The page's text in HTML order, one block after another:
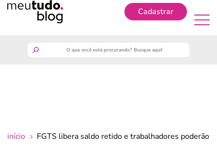
Cadastrar
início FGTS libera saldo retido e trabalhadores poderão